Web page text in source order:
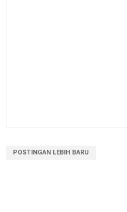
POSTINGAN LEBIH BARU